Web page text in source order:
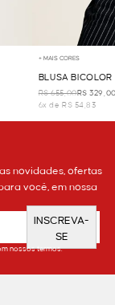
+ MAIS CORES
BLUSA
R$ 655,00R$
6x de R$ 54,83
novidades, ofertas
você, em nossa
INSCREVA-
SE
nossos termos.